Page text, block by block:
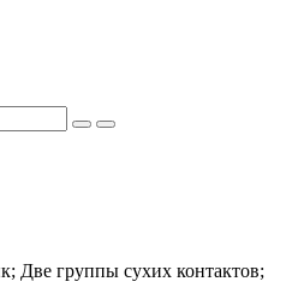
Две группы сухих контактов;